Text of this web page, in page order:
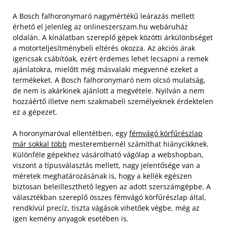
A Bosch falhoronymaró nagymértékű leárazás mellett
érhető el jelenleg az onlineszerszam.hu webáruház
oldalán. A kínálatban szereplő gépek közötti árkülönbséget
a motorteljesítménybeli eltérés okozza. Az akciós árak
igencsak csábítóak, ezért érdemes lehet lecsapni a remek
ajánlatokra, mielőtt még másvalaki megvenné ezeket a
termékeket. A Bosch falhoronymaró nem olcsó mulatság,
de nem is akárkinek ajánlott a megvétele. Nyilván a nem
hozzáértő illetve nem szakmabeli személyeknek érdektelen
ez a gépezet.
A horonymaróval ellentétben, egy fémvágó körfűrészlap
már sokkal több mesterembernél számíthat hiánycikknek.
Különféle gépekhez vásárolható vágólap a webshopban,
viszont a típusválasztás mellett, nagy jelentősége van a
méretek meghatározásának is, hogy a kellék egészen
biztosan beleilleszthető legyen az adott szerszámgépbe. A
választékban szereplő összes fémvágó körfűrészlap által,
rendkívül precíz, tiszta vágások vihetőek végbe, még az
igen kemény anyagok esetében is.